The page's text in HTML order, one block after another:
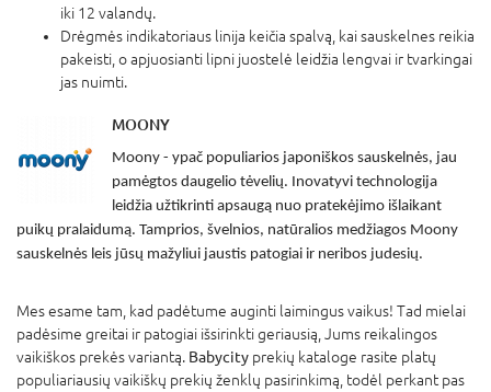
iki 12 valandų.
Drėgmės indikatoriaus linija keičia spalvą, kai sauskelnes reikia
pakeisti, o apjuosianti lipni juostelė leidžia lengvai ir tvarkingai
jas nuimti.
MOONY
Moony - ypač populiarios japoniškos sauskelnės, jau
pamėgtos daugelio tėvelių. Inovatyvi technologija
leidžia užtikrinti apsaugą nuo pratekėjimo išlaikant
puikų pralaidumą. Tamprios, švelnios, natūralios medžiagos Moony
sauskelnės leis jūsų mažyliui jaustis patogiai ir neribos judesių.
Mes esame tam, kad padėtume auginti laimingus vaikus! Tad mielai
padėsime greitai ir patogiai išsirinkti geriausią, Jums reikalingos
vaikiškos prekės variantą. Babycity prekių kataloge rasite platų
populiariausių vaikiškų prekių ženklų pasirinkimą, todėl perkant pas